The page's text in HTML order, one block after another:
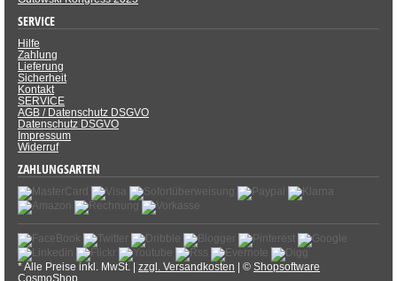
SERVICE
Hilfe
Zahlung
Lieferung
Sicherheit
Kontakt
SERVICE
AGB / Datenschutz DSGVO
Datenschutz DSGVO
Impressum
Widerruf
ZAHLUNGSARTEN
* Alle Preise inkl. MwSt. | zzgl. Versandkosten | © Shopsoftware